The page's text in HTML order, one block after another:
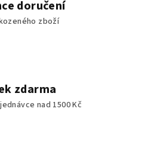
doručení
zboží
zdarma
nad 1500 Kč